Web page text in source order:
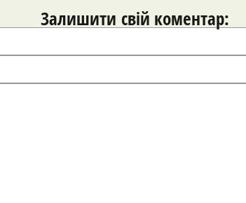
Залишити свій коментар: